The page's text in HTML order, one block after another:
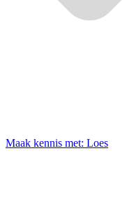
Maak kennis met: Loes